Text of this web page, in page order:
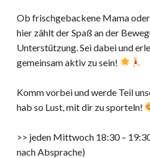
Ob frischgebackene Mama
hier zählt der Spaß an der
Unterstützung. Sei dabei und
gemeinsam aktiv zu sein!
Komm vorbei und werde Teil
hab so Lust, mit dir zu sporteln!
>> jeden Mittwoch 18:30 –
nach Absprache)